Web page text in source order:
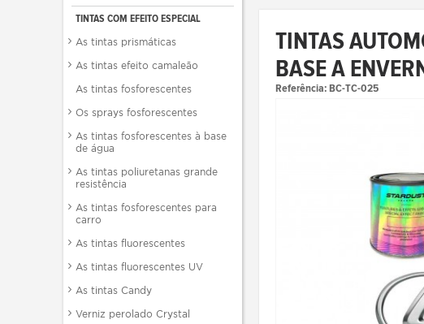
TINTAS COM EFEITO ESPECIAL
As tintas prismáticas
As tintas efeito camaleão
As tintas fosforescentes
Os sprays fosforescentes
As tintas fosforescentes à base
de água
As tintas poliuretanas grande
resistência
As tintas fosforescentes para
carro
As tintas fluorescentes
As tintas fluorescentes UV
As tintas Candy
Verniz perolado Crystal
TINTAS
BASE A
Referência:BC-TC-025